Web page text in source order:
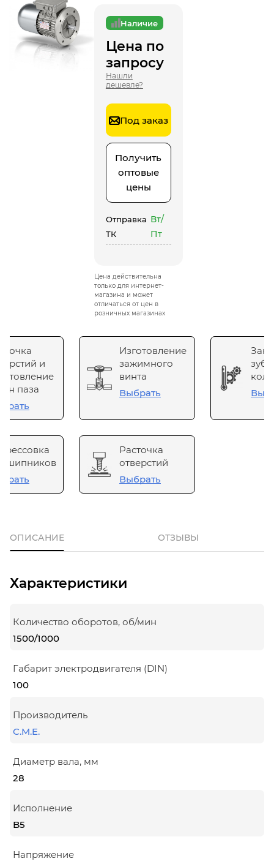
Наличие
Цена по
запросу
Нашли
дешевле?
Под заказ
Получить
оптовые
цены
Отправка
ТК
Вт/
Пт
Цена действительна
только для интернет-
магазина и может
отличаться от цен в
розничных магазинах
и
паза
Изготовление
зажимного
винта
Выбрать
Расточка
отверстий
Выбрать
ОПИСАНИЕ ОТЗЫВЫ
Характеристики
Количество оборотов, об/мин
1500/1000
Габарит электродвигателя (DIN)
100
Производитель
C.M.E.
Диаметр вала, мм
28
Исполнение
B5
Напряжение